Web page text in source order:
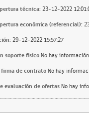
técnica: 23-12-2022
económica (referencial):
29-12-2022 15:57:27
soporte fisicoNo hay información
firma de contratoNo hay
evaluación de ofertasNo hay